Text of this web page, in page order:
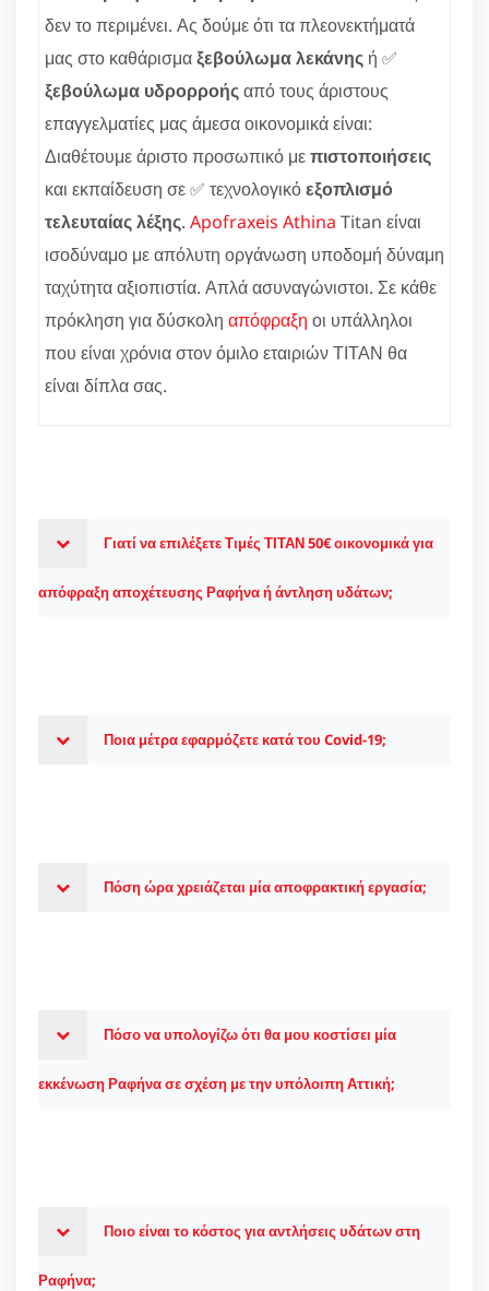
δεν το περιμένει. Ας δούμε ότι τα πλεονεκτήματά
μας στο καθάρισμαξεβούλωμα λεκάνης ή ✅
ξεβούλωμα υδρορροήςαπό τους άριστους
επαγγελματίες μας άμεσα οικονομικά είναι:
Διαθέτουμε άριστο προσωπικό μεπιστοποιήσεις
και εκπαίδευση σε ✅ τεχνολογικόεξοπλισμό
τελευταίας λέξης. Apofraxeis Athina Titan είναι
ισοδύναμο με απόλυτη οργάνωση υποδομή δύναμη
ταχύτητα αξιοπιστία. Απλά ασυναγώνιστοι. Σε κάθε
πρόκληση για δύσκολη απόφραξη οι υπάλληλοι
που είναι χρόνια στον όμιλο εταιριών ΤΙΤΑΝ θα
είναι δίπλα σας.
Γιατί να επιλέξετε Τιμές ΤΙΤΑΝ 50€ οικονομικά για
απόφραξη αποχέτευσης Ραφήνα ή άντληση υδάτων;
Ποια μέτρα εφαρμόζετε κατά του Covid-19;
Πόση ώρα χρειάζεται μία αποφρακτική εργασία;
Πόσο να υπολογίζω ότι θα μου κοστίσει μία
εκκένωση Ραφήνα σε σχέση με την υπόλοιπη Αττική;
Ποιο είναι το κόστος για αντλήσεις υδάτων στη
Ραφήνα;